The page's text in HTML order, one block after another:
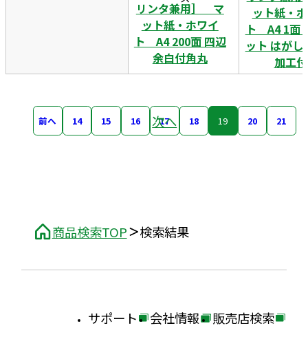
商品検索TOP 検索結果
リンタ兼用］ マ
ット紙・ホワイ
ト A4 200面 四辺
余白付角丸
ット紙・
ト A4 1面
ット はがし
加工付
前へ 14 15 16 17 18 19 20 21
次へ
外
サポート
外
会社情報
外
販売店検索